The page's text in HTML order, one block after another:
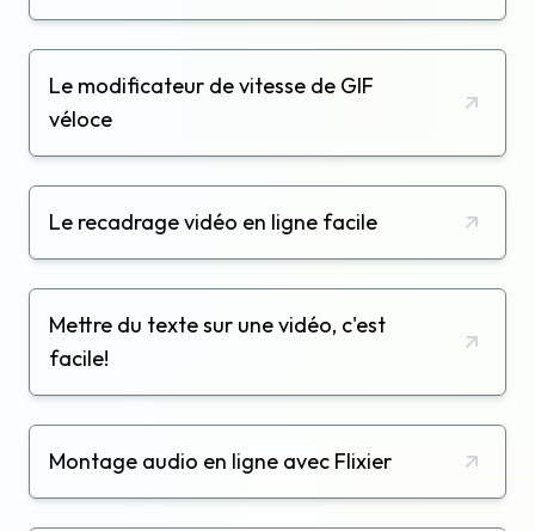
Le modificateur de vitesse de GIF
véloce
Le recadrage vidéo en ligne facile
Mettre du texte sur une vidéo, c'est
facile!
Montage audio en ligne avec Flixier